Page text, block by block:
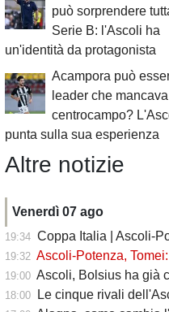
può sorprendere
Serie B: l'Ascoli ha
un'identità da protagonista
Acampora può
leader che mancava
centrocampo?
punta sulla sua esperienza
Altre notizie
Venerdì 07 ago
19:34 Coppa Italia | Ascoli-
19:32 Ascoli-Potenza,
19:00 Ascoli, Bolsius ha già conquistato il
18:00 Le cinque rivali dell'Ascoli